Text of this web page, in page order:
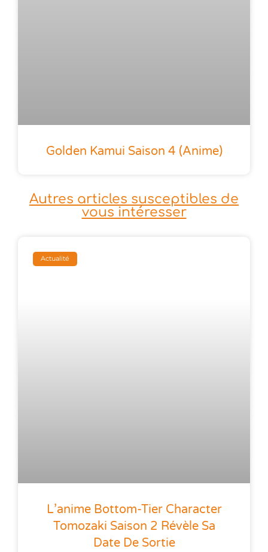
Golden Kamui Saison 4 (anime)
Autres articles susceptibles de
vous intéresser
Actualité
L’anime Bottom-Tier Character
Tomozaki Saison 2 Révèle Sa
Date De Sortie